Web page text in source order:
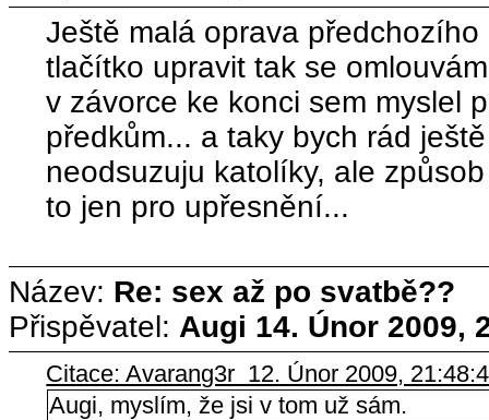
Ještě malá oprava
tlačítko upravit tak se
v závorce ke konci sem myslel
předkům... a taky bych rád
neodsuzuju katolíky, ale
to jen pro upřesnění...
Název: Re: sex až po svatbě??
Přispěvatel: Augi 14. Únor 2009,
Citace: Avarang3r 12. Únor 2009,
Augi, myslím, že jsi v tom už sám.